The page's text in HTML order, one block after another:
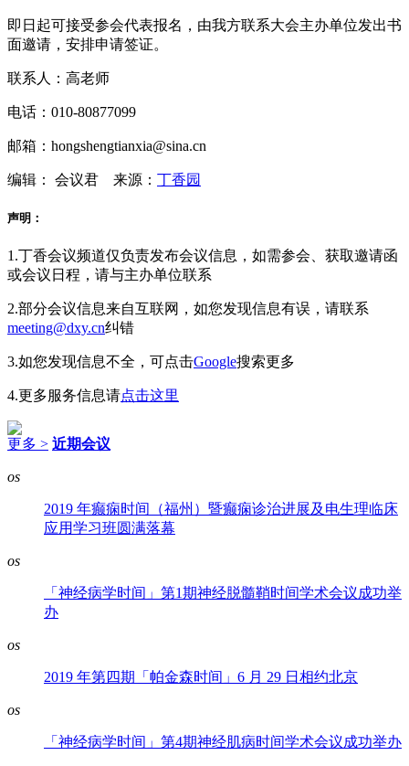
即日起可接受参会代表报名，由我方联系大会主办单位发出书
面邀请，安排申请签证。
联系人：高老师
电话：010-80877099
邮箱：hongshengtianxia@sina.cn
编辑： 会议君 来源： 丁香园
声明：
1.丁香会议频道仅负责发布会议信息，如需参会、获取邀请函
或会议日程，请与主办单位联系
2.部分会议信息来自互联网，如您发现信息有误，请联系
meeting@dxy.cn纠错
3.如您发现信息不全，可点击Google搜索更多
4.更多服务信息请点击这里
更多 > 近期会议
os
2019 年癫痫时间（福州）暨癫痫诊治进展及电生理临床
应用学习班圆满落幕
os
「神经病学时间」第1期神经脱髓鞘时间学术会议成功举
办
os
2019 年第四期「帕金森时间」6 月 29 日相约北京
os
「神经病学时间」第4期神经肌病时间学术会议成功举办